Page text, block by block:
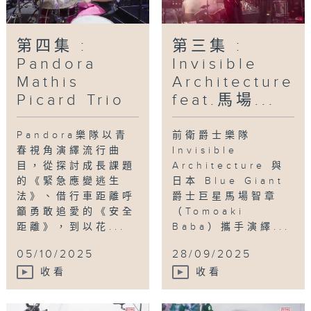
第四集 :
Pandora
Mathis
Picard Trio
Pandora樂隊以青
春視角演繹流行曲
目，從探討成長課題
的《緊急應變逃生
法》、借行車距離呼
籲勇敢追愛的《安全
距離》，到以花...
05/10/2025
收看
第三集 :
Invisible
Architecture
feat.馬場...
前衛爵士樂隊
Invisible
Architecture 與
日本 Blue Giant
爵士巨星馬場智章
（Tomoaki
Baba）攜手演繹...
28/09/2025
收看